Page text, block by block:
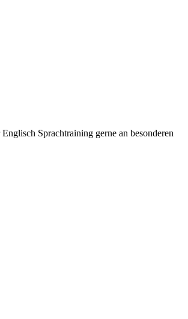
Sprachtraining gerne an besonderen